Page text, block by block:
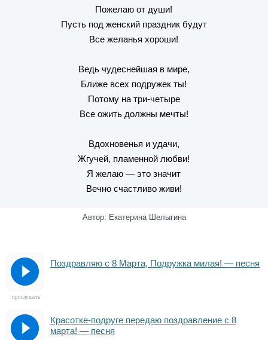
Пожелаю от души!
Пусть под женский праздник будут
Все желанья хороши!
Ведь чудеснейшая в мире,
Ближе всех подружек ты!
Потому на три-четыре
Все ожить должны мечты!
Вдохновенья и удачи,
Жгучей, пламенной любви!
Я желаю — это значит
Вечно счастливо живи!
Автор: Екатерина Шелыгина
Поздравляю с 8 Марта, Подружка милая! — песня
прослушать
Красотке-подруге передаю поздравление с 8
марта! — песня